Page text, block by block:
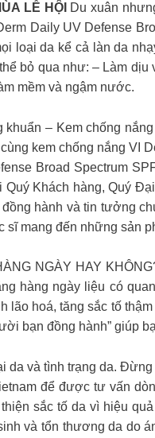
LỄ HỘI Du xuân
Daily UV Defense
loại da kể cả làn da
bỏ qua như: – Làm
mềm và ngậm nước.
– Kem chống
kem chống nắng
Broad Spectrum
Khách hàng, Quý
hành và tin tưởng
mang đến những sản
NGÀY HAY
hàng ngày liệu có
lão hoá, tăng sắc tố
bạn đồng hành” giúp
da và tình trạng da.
để được tư vấn
sắc tố da vì hiệu
và tổn thương da do